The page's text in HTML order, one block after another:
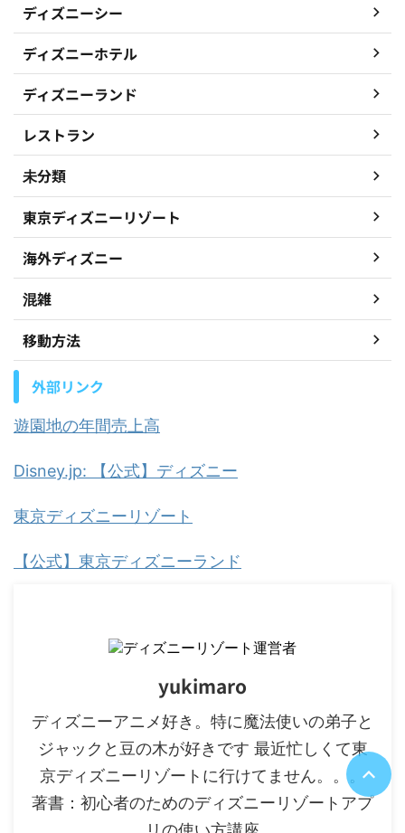
ディズニーシー
ディズニーホテル
ディズニーランド
レストラン
未分類
東京ディズニーリゾート
海外ディズニー
混雑
移動方法
外部リンク
遊園地の年間売上高
Disney.jp: 【公式】ディズニー
東京ディズニーリゾート
【公式】東京ディズニーランド
yukimaro
ディズニーアニメ好き。特に魔法使いの弟子と
ジャックと豆の木が好きです 最近忙しくて東
京ディズニーリゾートに行けてません。。。
著書：初心者のためのディズニーリゾートアプ